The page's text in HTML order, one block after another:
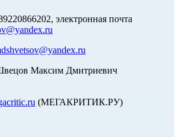
электронная почта
Максим Дмитриевич
(МЕГАКРИТИК.РУ)